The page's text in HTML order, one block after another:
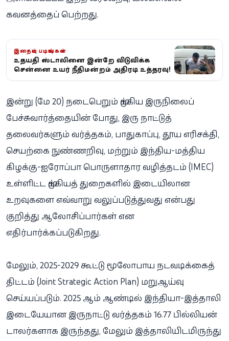
கவனத்தைப் பெற்றது.
இதையும் படியுங்கள்
உதயநிதி ஸ்டாலினை இன்றே விடுவிக்க
சென்னை உயர் நீதிமன்றம் அதிரடி உத்தரவு!
இன்று (மே 20) நடைபெறும் முக்கிய இருநிலைப்
பேச்சுவார்த்தையின் போது, இரு நாட்டுத்
தலைவர்களும் வர்த்தகம், பாதுகாப்பு, தூய எரிசக்தி,
செயற்கை நுண்ணறிவு, மற்றும் இந்திய-மத்திய
கிழக்கு-ஐரோப்பா பொருளாதார வழித்தடம் (IMEC)
உள்ளிட்ட முக்கியத் துறைகளில் இடையிலான
உறவுகளை எவ்வாறு வலுப்படுத்துவது என்பது
குறித்து ஆலோசிப்பார்கள் என
எதிர்பார்க்கப்படுகிறது.
மேலும், 2025-2029 கூட்டு மூலோபாய நடவடிக்கைத்
திட்டம் (Joint Strategic Action Plan) மறுஆய்வு
செய்யப்படும். 2025 ஆம் ஆண்டில் இந்தியா-இத்தாலி
இடையேயான இருநாட்டு வர்த்தகம் 16.77 பில்லியன்
டாலர்களாக இருந்தது, மேலும் இத்தாலியிடமிருந்து